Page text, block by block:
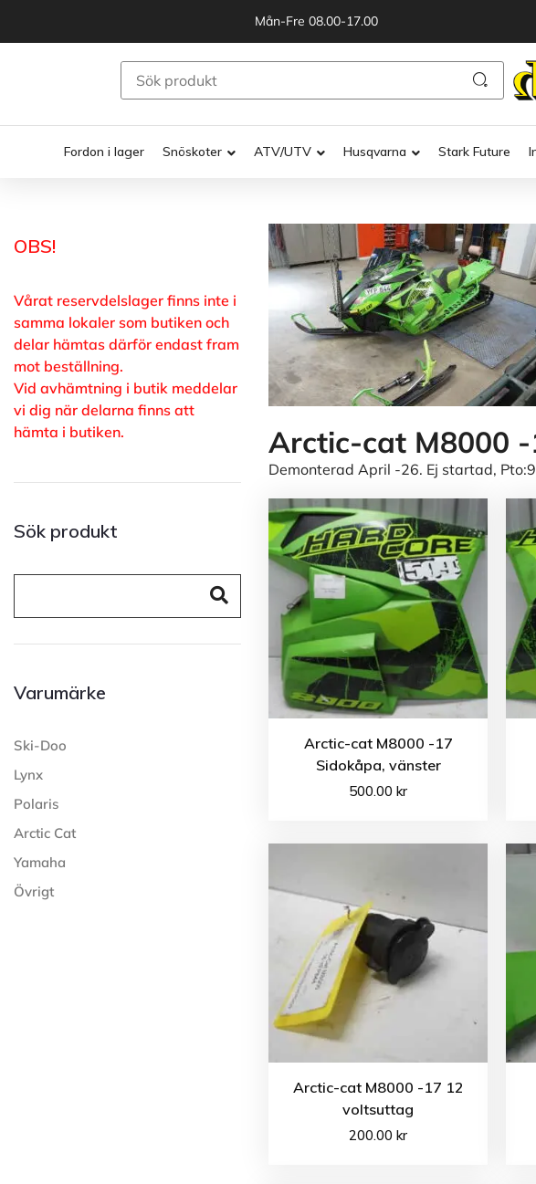
Mån-Fre 08.00-17.00
Fordon i lager Snöskoter ATV/UTV Husqvarna Stark Future
OBS!
Vårat reservdelslager finns inte i
samma lokaler som butiken och
delar hämtas därför endast fram
mot beställning.
Vid avhämtning i butik meddelar
vi dig när delarna finns att
hämta i butiken.
Sök produkt
Varumärke
Ski-Doo
Lynx
Polaris
Arctic Cat
Yamaha
Övrigt
Arctic-cat M8000 -
Demonterad April -26. Ej startad,
Arctic-cat M8000 -17
Sidokåpa, vänster
500.00kr
Arctic-cat M8000 -17 12
voltsuttag
200.00kr